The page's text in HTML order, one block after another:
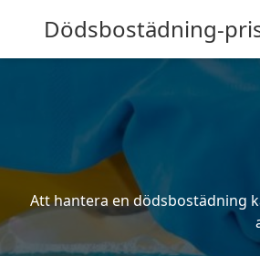
Dödsbostädning-
Att hantera en dödsbostädning